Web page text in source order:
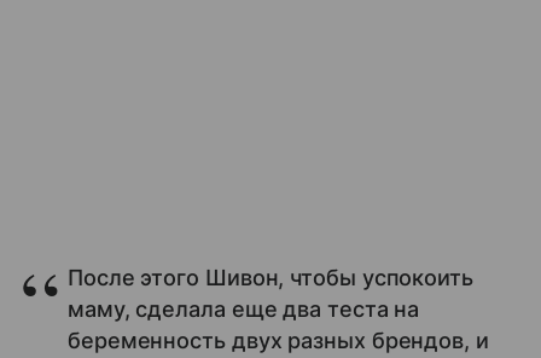
После этого Шивон, чтобы успокоить
маму, сделала еще два теста на
беременность двух разных брендов, и